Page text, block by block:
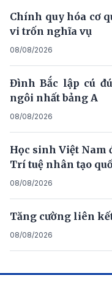
Chính quy hóa cơ
vi trốn nghĩa vụ
08/08/2026
Đình Bắc lập cú
ngôi nhất bảng A
08/08/2026
Học sinh Việt Nam
Trí tuệ nhân tạo
08/08/2026
Tăng cường liên
08/08/2026